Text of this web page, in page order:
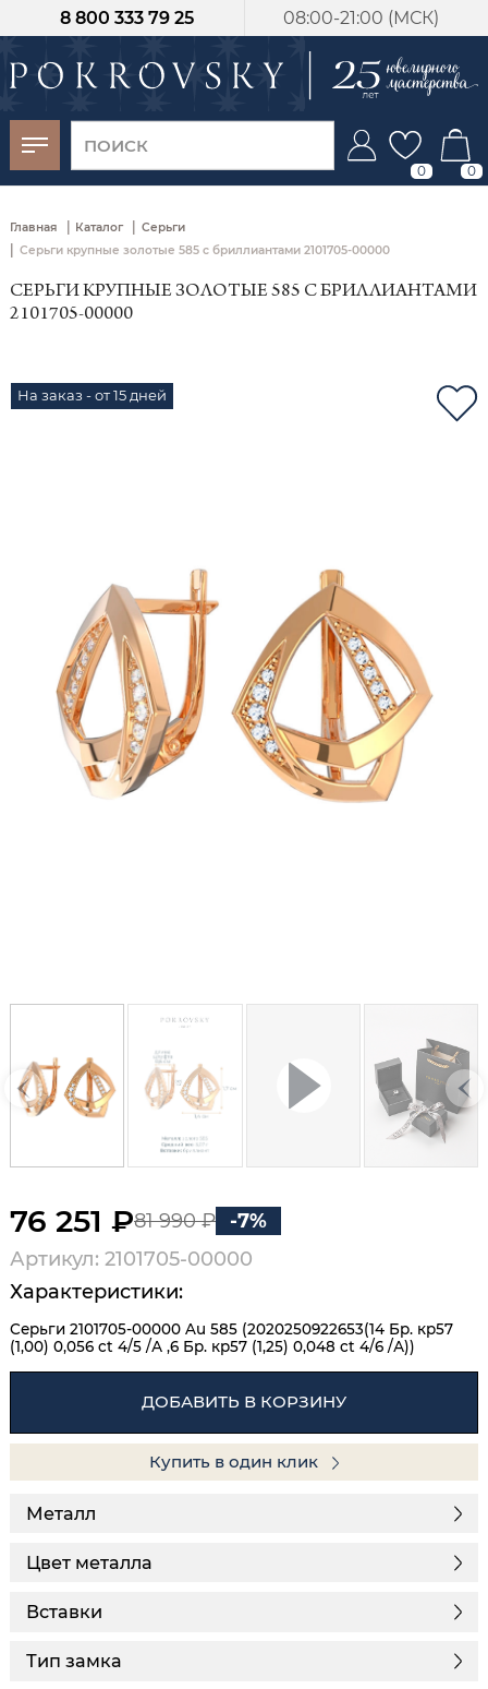
08:00-21:00 (МСК)
8 800 333 79 25
0 0
Главная | Каталог | Серьги
| Серьги крупные золотые 585 с бриллиантами 2101705-00000
СЕРЬГИ КРУПНЫЕ ЗОЛОТЫЕ 585 С БРИЛЛИАНТАМИ
2101705-00000
На заказ - от 15 дней
76 251 ₽81 990 ₽
-7%
Артикул: 2101705-00000
Характеристики:
Серьги 2101705-00000 Au 585 (2020250922653(14 Бр. кр57
(1,00) 0,056 ct 4/5 /А ,6 Бр. кр57 (1,25) 0,048 ct 4/6 /А))
ДОБАВИТЬ В КОРЗИНУ
Купить в один клик
Металл
Цвет металла
Вставки
Тип замка
-30%
от 15 дней с
момента оплаты